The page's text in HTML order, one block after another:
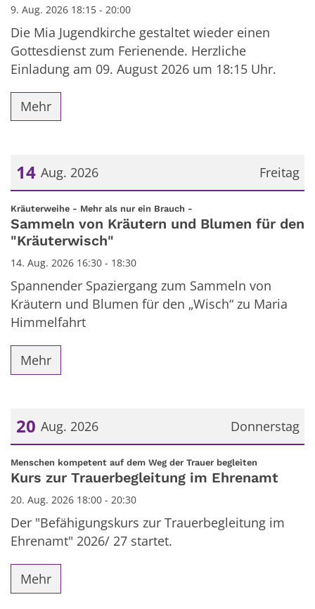
9. Aug. 2026 18:15 - 20:00
Die Mia Jugendkirche gestaltet wieder einen
Gottesdienst zum Ferienende. Herzliche
Einladung am 09. August 2026 um 18:15 Uhr.
Mehr
Freitag
14 Aug. 2026
Datum: 14. August 2026
Kräuterweihe - Mehr als nur ein Brauch -
Sammeln von Kräutern und Blumen für den
"Kräuterwisch"
14. Aug. 2026 16:30 - 18:30
Spannender Spaziergang zum Sammeln von
Kräutern und Blumen für den „Wisch“ zu Maria
Himmelfahrt
Mehr
Donnerstag
20 Aug. 2026
Datum: 20. August 2026
Menschen kompetent auf dem Weg der Trauer begleiten
Kurs zur Trauerbegleitung im Ehrenamt
20. Aug. 2026 18:00 - 20:30
Der "Befähigungskurs zur Trauerbegleitung im
Ehrenamt" 2026/ 27 startet.
Mehr